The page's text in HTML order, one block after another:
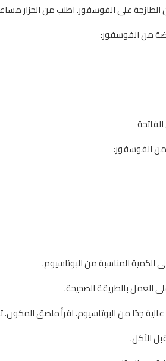
على الفوسفور. اطلب من الجزار
من الفوسفور:
من الفوسفور:
العمل بالطريقة الصحيحة.
جدًا من البوتاسيوم. اقرأ ملصق
الأكل.